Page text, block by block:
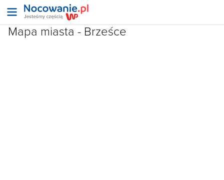
Mapa miasta - Brześce